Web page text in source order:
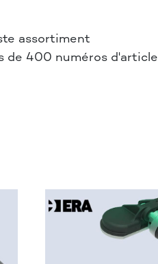
assortiment
de 400 numéros d'article